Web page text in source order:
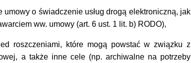
o świadczenie usług drogą elektroniczną, jak
ww. umowy (art. 6 ust. 1 lit. b) RODO),
roszczeniami, które mogą powstać w związku z
a także inne cele (np. archiwalne na potrzeby